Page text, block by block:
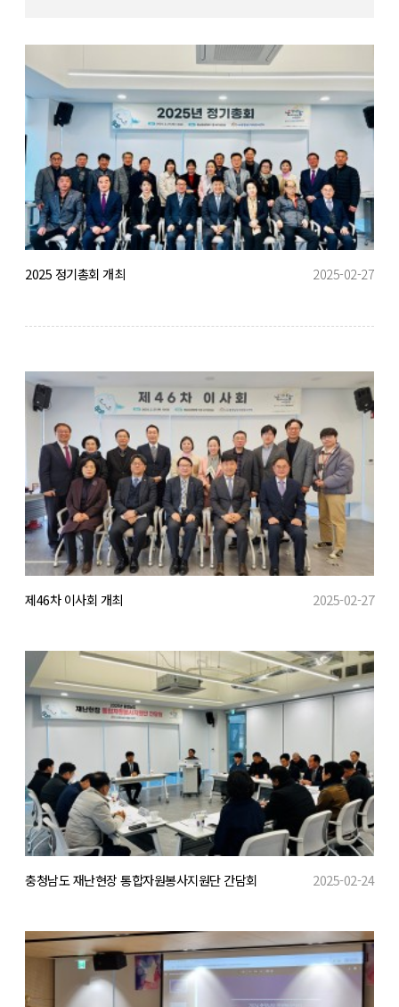
2025 정기총회 개최 2025-02-27
제46차 이사회 개최 2025-02-27
충청남도 재난현장 통합자원봉사지원단 간담회 2025-02-24